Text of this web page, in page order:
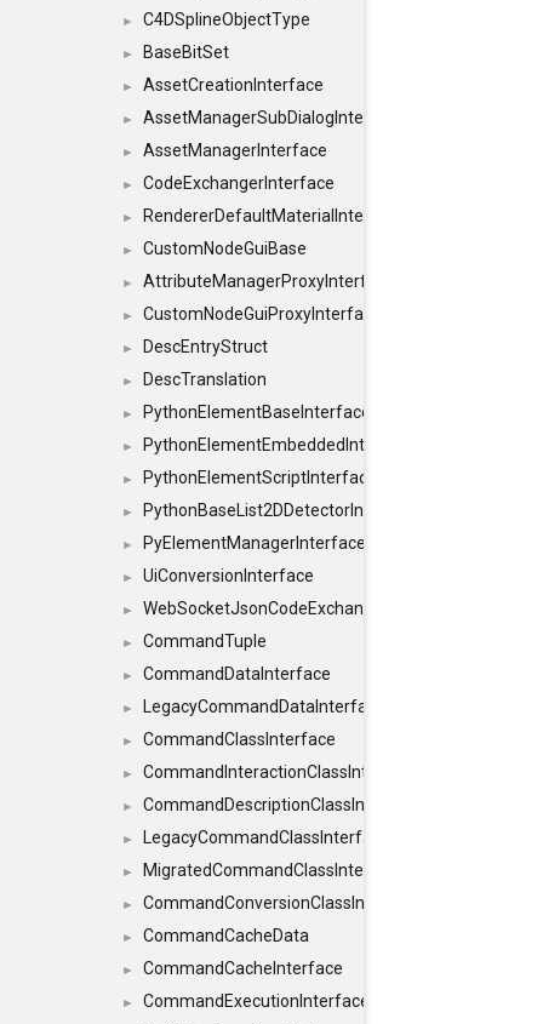
► C4DSplineObjectType
► BaseBitSet
► AssetCreationInterface
► AssetManagerSubDialogInterface
► AssetManagerInterface
► CodeExchangerInterface
► RendererDefaultMaterialInterface
► CustomNodeGuiBase
► AttributeManagerProxyInterface
► CustomNodeGuiProxyInterface
► DescEntryStruct
► DescTranslation
► PythonElementBaseInterface
► PythonElementEmbeddedInterface
► PythonElementScriptInterface
► PythonBaseList2DDetectorInterface
► PyElementManagerInterface
► UiConversionInterface
► WebSocketJsonCodeExchangerInterface
► CommandTuple
► CommandDataInterface
► LegacyCommandDataInterface
► CommandClassInterface
► CommandInteractionClassInterface
► CommandDescriptionClassInterface
► LegacyCommandClassInterface
► MigratedCommandClassInterface
► CommandConversionClassInterface
► CommandCacheData
► CommandCacheInterface
► CommandExecutionInterface